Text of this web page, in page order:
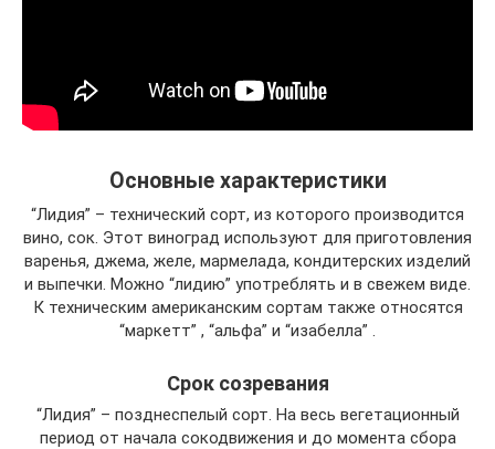
Основные характеристики
“Лидия” – технический сорт, из которого производится
вино, сок. Этот виноград используют для приготовления
варенья, джема, желе, мармелада, кондитерских изделий
и выпечки. Можно “лидию” употреблять и в свежем виде.
К техническим американским сортам также относятся
“маркетт” , “альфа” и “изабелла” .
Срок созревания
“Лидия” – позднеспелый сорт. На весь вегетационный
период от начала сокодвижения и до момента сбора